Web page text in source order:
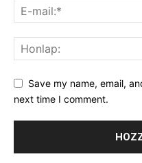
Save my name, email,
next time I comment.